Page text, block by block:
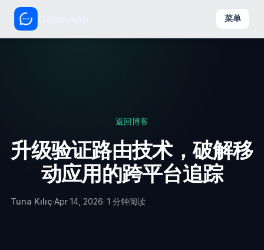
菜单
返回博客
升级验证路由技术，破解移
动应用的跨平台追踪
Tuna Kılıç·Apr 14, 2026· 1 分钟阅读